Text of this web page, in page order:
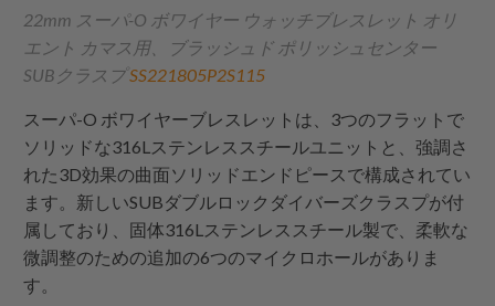
22mm スーパ-O ボワイヤー ウォッチブレスレット オリ
エント カマス用、ブラッシュド ポリッシュセンター
SUBクラスプ SS221805P2S115
スーパ-O ボワイヤーブレスレットは、3つのフラットで
ソリッドな316Lステンレススチールユニットと、強調さ
れた3D効果の曲面ソリッドエンドピースで構成されてい
ます。新しいSUBダブルロックダイバーズクラスプが付
属しており、固体316Lステンレススチール製で、柔軟な
微調整のための追加の6つのマイクロホールがありま
す。